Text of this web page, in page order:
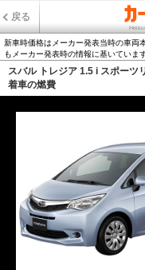
戻る
新車時価格はメーカー発表当時の車両
もメーカー発表時の情報に基いています
スバル トレジア 1.5 i スポーツ
着車の燃費